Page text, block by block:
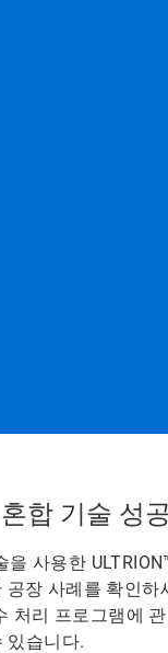
합 기술 성
을 사용한
장 사례를 확인하
처리 프로그램에
있습니다.